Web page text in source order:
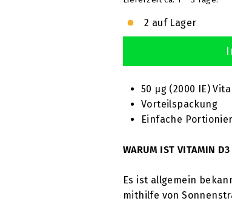
2 auf Lager
50 µg (2000 IE)
Vorteilspackung
Einfache
WARUM IST VITAMIN
Es ist allgemein
mithilfe von